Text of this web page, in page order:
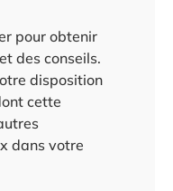
pour obtenir
des conseils.
disposition
cette
dans votre